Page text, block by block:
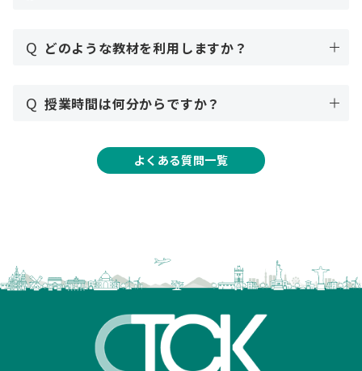
Q どのような教材を利用しますか？
Q 授業時間は何分からですか？
よくある質問一覧